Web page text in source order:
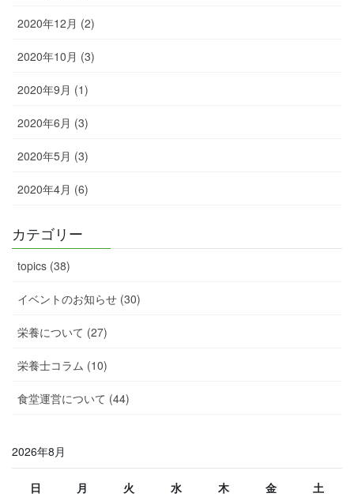
2020年12月 (2)
2020年10月 (3)
2020年9月 (1)
2020年6月 (3)
2020年5月 (3)
2020年4月 (6)
カテゴリー
topics (38)
イベントのお知らせ (30)
栄養について (27)
栄養士コラム (10)
食堂運営について (44)
2026年8月
日 月 火 水 木 金 土